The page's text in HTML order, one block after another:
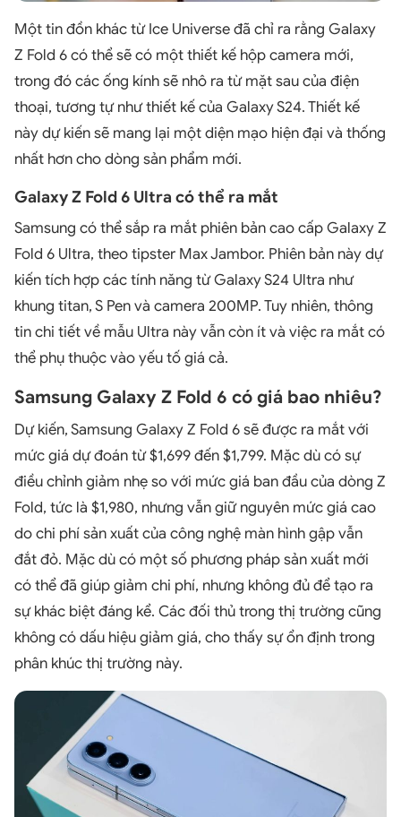
Một tin đồn khác từ Ice Universe đã chỉ ra rằng Galaxy
Z Fold 6 có thể sẽ có một thiết kế hộp camera mới,
trong đó các ống kính sẽ nhô ra từ mặt sau của điện
thoại, tương tự như thiết kế của Galaxy S24. Thiết kế
này dự kiến sẽ mang lại một diện mạo hiện đại và thống
nhất hơn cho dòng sản phẩm mới.
Galaxy Z Fold 6 Ultra có thể ra mắt
Samsung có thể sắp ra mắt phiên bản cao cấp Galaxy Z
Fold 6 Ultra, theo tipster Max Jambor. Phiên bản này dự
kiến tích hợp các tính năng từ Galaxy S24 Ultra như
khung titan, S Pen và camera 200MP. Tuy nhiên, thông
tin chi tiết về mẫu Ultra này vẫn còn ít và việc ra mắt có
thể phụ thuộc vào yếu tố giá cả.
Samsung Galaxy Z Fold 6 có giá bao nhiêu?
Dự kiến, Samsung Galaxy Z Fold 6 sẽ được ra mắt với
mức giá dự đoán từ $1,699 đến $1,799. Mặc dù có sự
điều chỉnh giảm nhẹ so với mức giá ban đầu của dòng Z
Fold, tức là $1,980, nhưng vẫn giữ nguyên mức giá cao
do chi phí sản xuất của công nghệ màn hình gập vẫn
đắt đỏ. Mặc dù có một số phương pháp sản xuất mới
có thể đã giúp giảm chi phí, nhưng không đủ để tạo ra
sự khác biệt đáng kể. Các đối thủ trong thị trường cũng
không có dấu hiệu giảm giá, cho thấy sự ổn định trong
phân khúc thị trường này.